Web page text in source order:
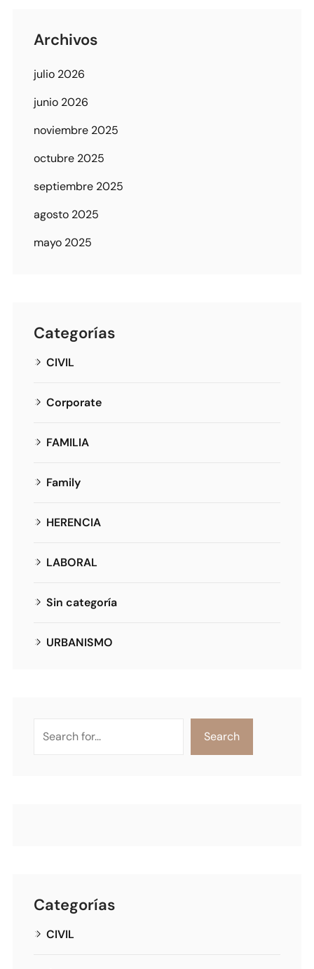
Archivos
julio 2026
junio 2026
noviembre 2025
octubre 2025
septiembre 2025
agosto 2025
mayo 2025
Categorías
CIVIL
Corporate
FAMILIA
Family
HERENCIA
LABORAL
Sin categoría
URBANISMO
Search
Categorías
CIVIL